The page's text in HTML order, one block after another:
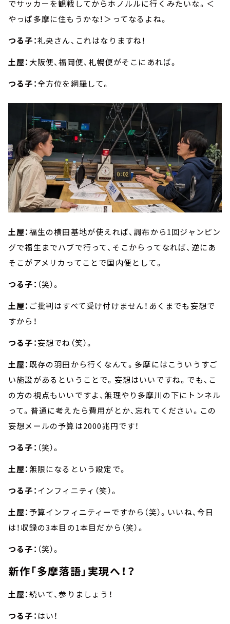
でサッカーを観戦してからホノルルに行くみたいな。＜
やっぱ多摩に住もうかな！＞ってなるよね。
つる子：礼央さん、これはなりますね！
土屋： 大阪便、福岡便、札幌便がそこにあれば。
つる子：全方位を網羅して。
土屋：福生の横田基地が使えれば、調布から1回ジャンピン
グで福生までハブで行って、そこからってなれば、逆にあ
そこがアメリカってことで国内便として。
つる子： （笑）。
土屋： ご批判はすべて受け付けません！あくまでも妄想で
すから！
つる子：妄想でね（笑）。
土屋：既存の羽田から行くなんて。多摩にはこういうすご
い施設があるということで。妄想はいいですね。でも、こ
の方の視点もいいですよ、無理やり多摩川の下にトンネル
って。普通に考えたら費用がとか、忘れてください。この
妄想メールの予算は2000兆円です！
つる子： （笑）。
土屋：無限になるという設定で。
つる子：インフィニティ（笑）。
土屋：予算インフィニティーですから（笑）。いいね、今日
は！収録の3本目の1本目だから（笑）。
つる子： （笑）。
新作「多摩落語」実現へ！？
土屋：続いて、参りましょう！
つる子： はい！